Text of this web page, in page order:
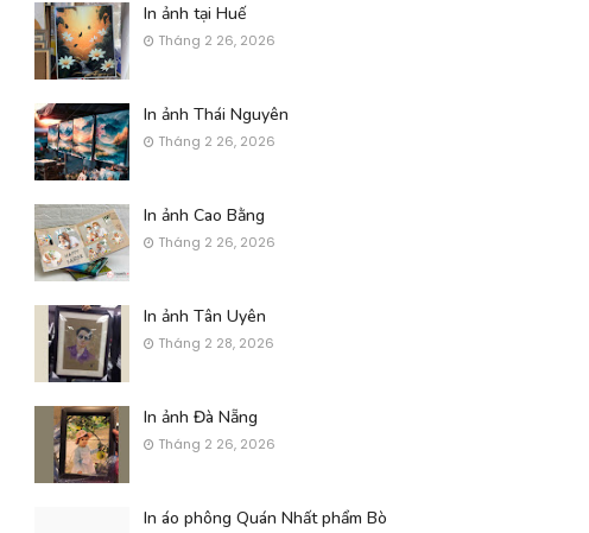
In ảnh tại Huế
Tháng 2 26, 2026
In ảnh Thái Nguyên
Tháng 2 26, 2026
In ảnh Cao Bằng
Tháng 2 26, 2026
In ảnh Tân Uyên
Tháng 2 28, 2026
In ảnh Đà Nẵng
Tháng 2 26, 2026
In áo phông Quán Nhất phẩm Bò